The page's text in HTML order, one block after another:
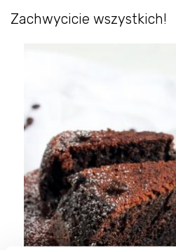
Zachwycicie wszystkich!